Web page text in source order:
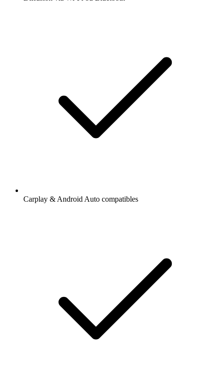
Carplay & Android Auto compatibles